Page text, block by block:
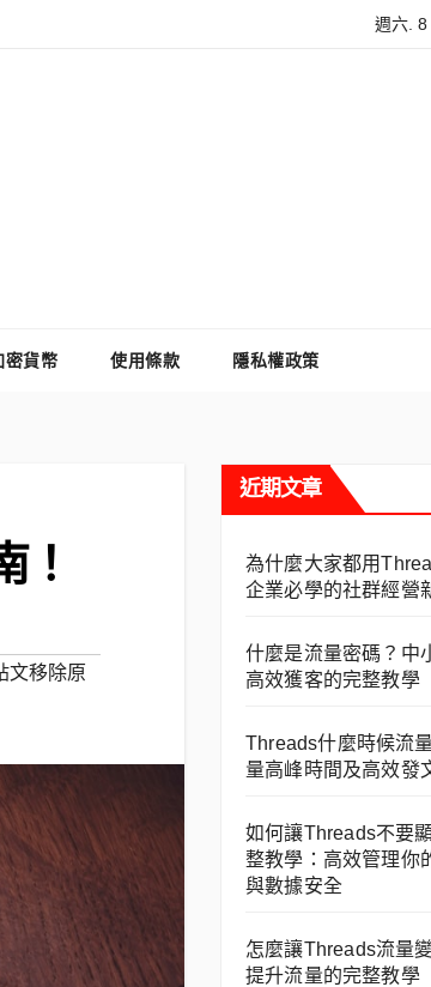
全 怎麼讓Threads流量變多？高效提升流量的
週六.
密貨幣 使用條款 隱私權政策
！
文移除原
近期文章
為什麼大家都用
企業必學的社群經營
什麼是流量密碼？中
高效獲客的完整教學
Threads什麼時候流
量高峰時間及高效發
如何讓Threads不要
整教學：高效管理你
與數據安全
怎麼讓Threads流量
提升流量的完整教學